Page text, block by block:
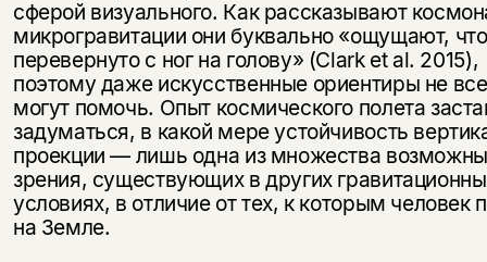
сферой визуального. Как рассказывают
микрогравитации они буквально «ощущают,
перевернуто с ног на голову» (Clark et al. 2015),
поэтому даже искусственные ориентиры не
могут помочь. Опыт космического полета
задуматься, в какой мере устойчивость
проекции — лишь одна из множества
зрения, существующих в других
условиях, в отличие от тех, к которым человек
на Земле.